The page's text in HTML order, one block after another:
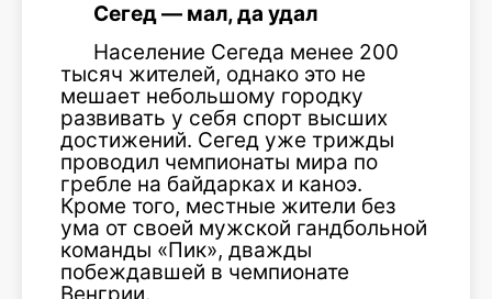
Сегед — мал, да удал
Население Сегеда менее 200
тысяч жителей, однако это не
мешает небольшому городку
развивать у себя спорт высших
достижений. Сегед уже трижды
проводил чемпионаты мира по
гребле на байдарках и каноэ.
Кроме того, местные жители без
ума от своей мужской гандбольной
команды «Пик», дважды
побеждавшей в чемпионате